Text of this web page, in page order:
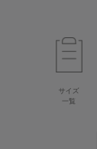
サイズ
一覧